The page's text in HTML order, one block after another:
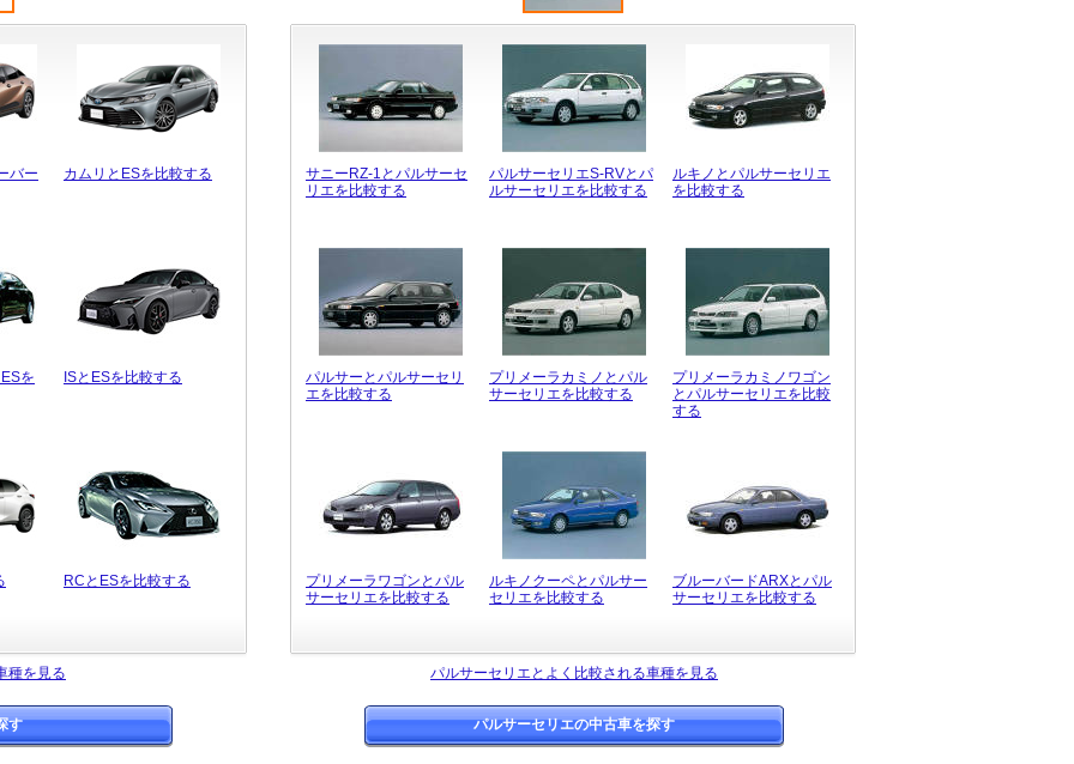
バー カムリとESを比較する
を ISとESを比較する
RCとESを比較する
サニーRZ-1とパルサーセ
リエを比較する
パルサーセリエS-RVとパ
ルサーセリエを比較する
ルキノとパルサーセリエ
を比較する
パルサーとパルサーセリ
エを比較する
プリメーラカミノとパル
サーセリエを比較する
プリメーラカミノワゴン
とパルサーセリエを比較
する
プリメーラワゴンとパル
サーセリエを比較する
ルキノクーペとパルサー
セリエを比較する
ブルーバードARXとパル
サーセリエを比較する
種を見る パルサーセリエとよく比較される車種を見る
す パルサーセリエの中古車を探す